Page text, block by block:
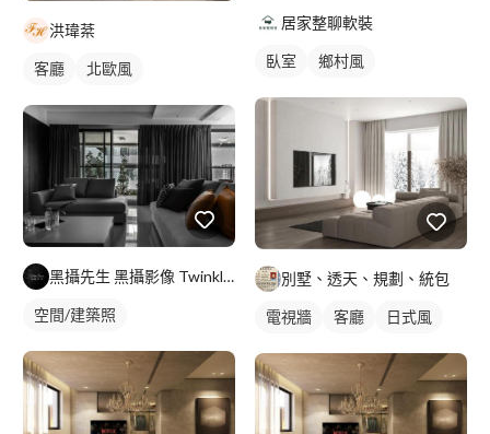
洪瑋棻
客廳 北歐風
黑攝先生 黑攝影像 Twinkle Black
空間/建築照
居家整聊軟裝
臥室 鄉村風
別墅、透天、規劃、統包
電視牆 客廳 日式風